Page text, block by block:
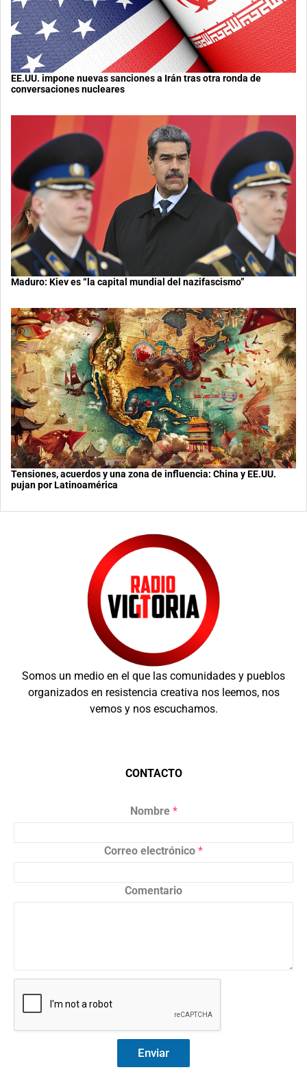
EE.UU. impone nuevas sanciones a Irán tras otra ronda de
conversaciones nucleares
Maduro: Kiev es “la capital mundial del nazifascismo”
Tensiones, acuerdos y una zona de influencia: China y EE.UU.
pujan por Latinoamérica
Somos un medio en el que las comunidades y pueblos
organizados en resistencia creativa nos leemos, nos
vemos y nos escuchamos.
CONTACTO
Nombre *
Correo electrónico *
Comentario
Enviar